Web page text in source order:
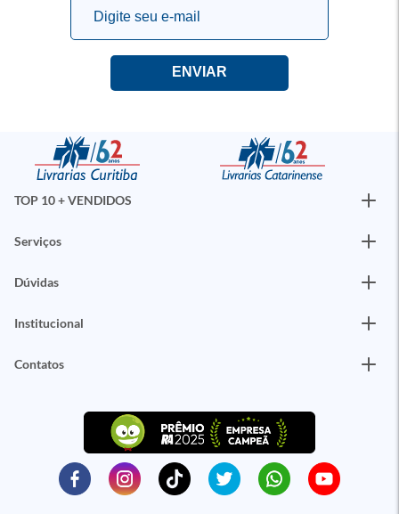
TOP 10 + VENDIDOS
Serviços
Dúvidas
Institucional
Contatos